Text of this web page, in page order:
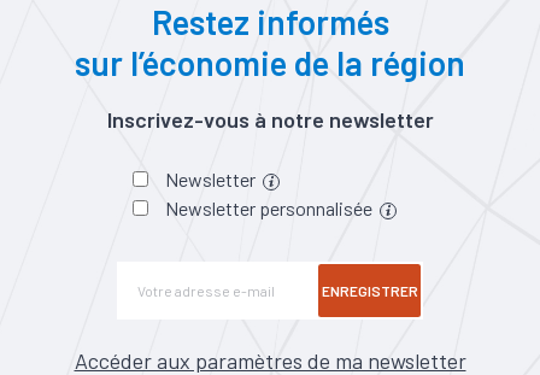
Restez informés
sur l’économie de la région
Inscrivez-vous à notre newsletter
Newsletter
Newsletter personnalisée
ENREGISTRER
Accéder aux paramètres de ma newsletter